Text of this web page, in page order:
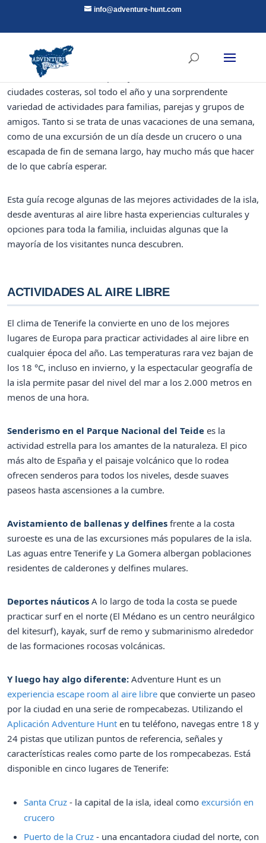
info@adventure-hunt.com
Tenerife es mucho más que un destino de playa. La mayor de
las Islas Canarias ofrece paisajes volcánicos, encantadoras
ciudades costeras, sol todo el año y una sorprendente
variedad de actividades para familias, parejas y grupos de
amigos. Tanto si se trata de unas vacaciones de una semana,
como de una excursión de un día desde un crucero o una
escapada de fin de semana largo, hay mucho más que hacer
de lo que cabría esperar.
Esta guía recoge algunas de las mejores actividades de la isla,
desde aventuras al aire libre hasta experiencias culturales y
opciones para toda la familia, incluidas algunas que la
mayoría de los visitantes nunca descubren.
ACTIVIDADES AL AIRE LIBRE
El clima de Tenerife la convierte en uno de los mejores
lugares de Europa para practicar actividades al aire libre en
cualquier época del año. Las temperaturas rara vez bajan de
los 18 °C, incluso en invierno, y la espectacular geografía de
la isla permite pasar del nivel del mar a los 2.000 metros en
menos de una hora.
Senderismo en el Parque Nacional del Teide es la
actividad estrella para los amantes de la naturaleza. El pico
más alto de España y el paisaje volcánico que lo rodea
ofrecen senderos para todos los niveles, desde suaves
paseos hasta ascensiones a la cumbre.
Avistamiento de ballenas y delfines frente a la costa
suroeste es una de las excursiones más populares de la isla.
Las aguas entre Tenerife y La Gomera albergan poblaciones
residentes de calderones y delfines mulares.
Deportes náuticos A lo largo de toda la costa se puede
practicar surf en el norte (El Médano es un centro neurálgico
del kitesurf), kayak, surf de remo y submarinismo alrededor
de las formaciones rocosas volcánicas.
Y luego hay algo diferente: Adventure Hunt es un
experiencia escape room al aire libre que convierte un paseo
por la ciudad en una serie de rompecabezas. Utilizando el
Aplicación Adventure Hunt en tu teléfono, navegas entre 18 y
24 pistas que utilizan puntos de referencia, señales y
características reales como parte de los rompecabezas. Está
disponible en cinco lugares de Tenerife:
Santa Cruz - la capital de la isla, ideal como excursión en
crucero
Puerto de la Cruz - una encantadora ciudad del norte, con